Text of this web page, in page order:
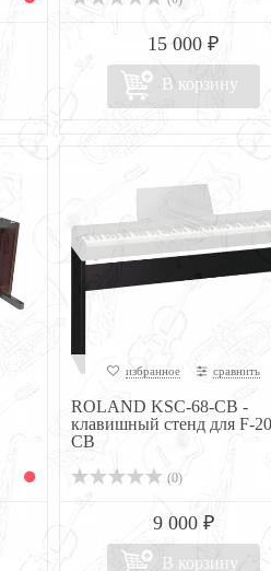
15 000 ₽
В корзину
избранное сравнить
ROLAND KSC-68-CB -
клавишный стенд для F-
CB
(0)
9 000 ₽
В корзину